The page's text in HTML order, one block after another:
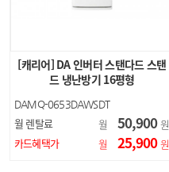
[캐리어] DA 인버터 스탠다드 스탠
드 냉난방기 16평형
DAMQ-0653DAWSDT
월 렌탈료 월 50,900 원
카드혜택가
월 25,900 원